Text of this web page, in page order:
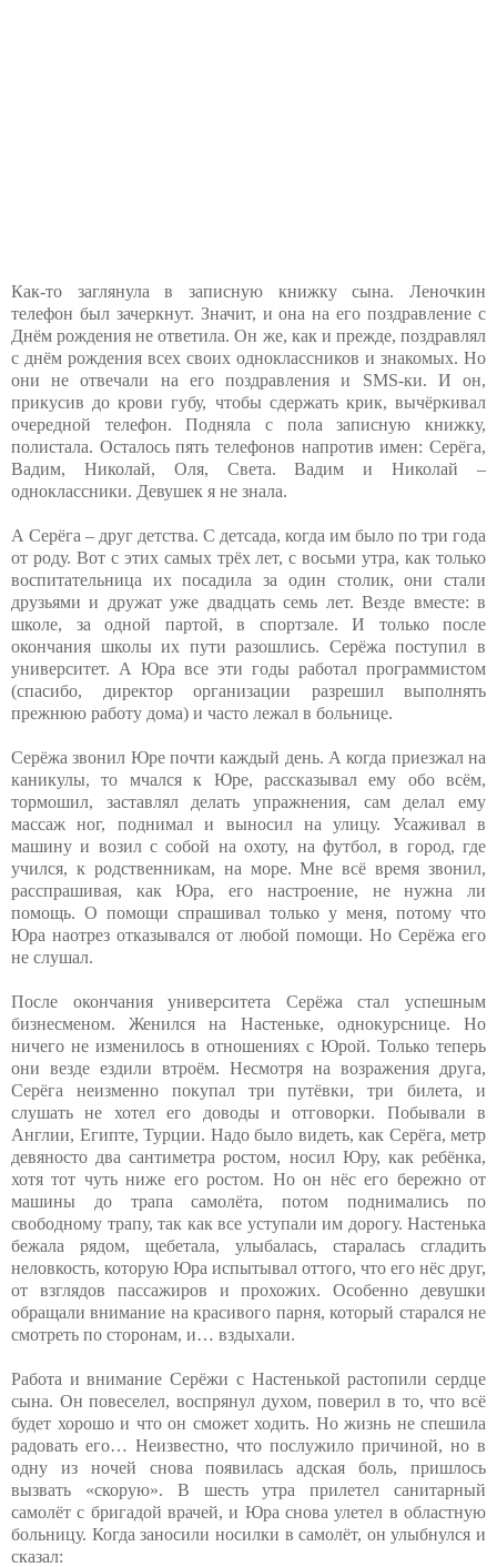
Как-то заглянула в записную книжку сына. Леночкин
телефон был зачеркнут. Значит, и она на его поздравление с
Днём рождения не ответила. Он же, как и прежде, поздравлял
с днём рождения всех своих одноклассников и знакомых. Но
они не отвечали на его поздравления и SMS-ки. И он,
прикусив до крови губу, чтобы сдержать крик, вычёркивал
очередной телефон. Подняла с пола записную книжку,
полистала. Осталось пять телефонов напротив имен: Серёга,
Вадим, Николай, Оля, Света. Вадим и Николай –
одноклассники. Девушек я не знала.
А Серёга – друг детства. С детсада, когда им было по три года
от роду. Вот с этих самых трёх лет, с восьми утра, как только
воспитательница их посадила за один столик, они стали
друзьями и дружат уже двадцать семь лет. Везде вместе: в
школе, за одной партой, в спортзале. И только после
окончания школы их пути разошлись. Серёжа поступил в
университет. А Юра все эти годы работал программистом
(спасибо, директор организации разрешил выполнять
прежнюю работу дома) и часто лежал в больнице.
Серёжа звонил Юре почти каждый день. А когда приезжал на
каникулы, то мчался к Юре, рассказывал ему обо всём,
тормошил, заставлял делать упражнения, сам делал ему
массаж ног, поднимал и выносил на улицу. Усаживал в
машину и возил с собой на охоту, на футбол, в город, где
учился, к родственникам, на море. Мне всё время звонил,
расспрашивая, как Юра, его настроение, не нужна ли
помощь. О помощи спрашивал только у меня, потому что
Юра наотрез отказывался от любой помощи. Но Серёжа его
не слушал.
После окончания университета Серёжа стал успешным
бизнесменом. Женился на Настеньке, однокурснице. Но
ничего не изменилось в отношениях с Юрой. Только теперь
они везде ездили втроём. Несмотря на возражения друга,
Серёга неизменно покупал три путёвки, три билета, и
слушать не хотел его доводы и отговорки. Побывали в
Англии, Египте, Турции. Надо было видеть, как Серёга, метр
девяносто два сантиметра ростом, носил Юру, как ребёнка,
хотя тот чуть ниже его ростом. Но он нёс его бережно от
машины до трапа самолёта, потом поднимались по
свободному трапу, так как все уступали им дорогу. Настенька
бежала рядом, щебетала, улыбалась, старалась сгладить
неловкость, которую Юра испытывал оттого, что его нёс друг,
от взглядов пассажиров и прохожих. Особенно девушки
обращали внимание на красивого парня, который старался не
смотреть по сторонам, и… вздыхали.
Работа и внимание Серёжи с Настенькой растопили сердце
сына. Он повеселел, воспрянул духом, поверил в то, что всё
будет хорошо и что он сможет ходить. Но жизнь не спешила
радовать его… Неизвестно, что послужило причиной, но в
одну из ночей снова появилась адская боль, пришлось
вызвать «скорую». В шесть утра прилетел санитарный
самолёт с бригадой врачей, и Юра снова улетел в областную
больницу. Когда заносили носилки в самолёт, он улыбнулся и
сказал: